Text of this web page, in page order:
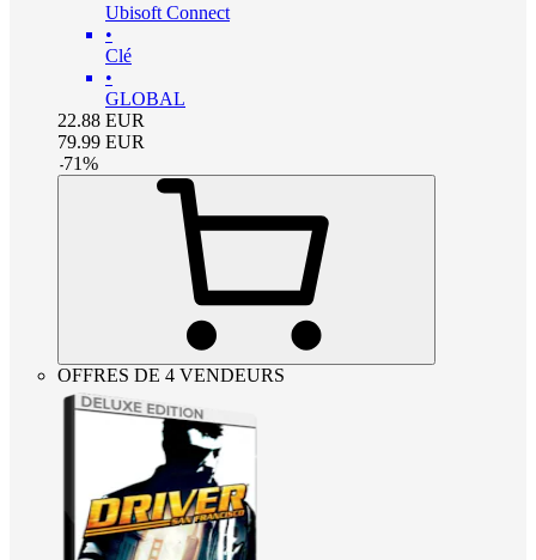
Ubisoft Connect
•
Clé
•
GLOBAL
22.88 EUR
79.99 EUR
-71%
OFFRES DE 4 VENDEURS